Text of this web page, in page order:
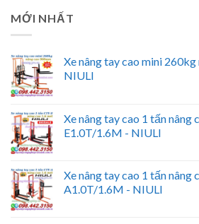
MỚI NHẤT
Xe nâng tay cao mini
NIULI
Xe nâng tay cao 1 tấn nâng
E1.0T/1.6M - NIULI
Xe nâng tay cao 1 tấn nâng
A1.0T/1.6M - NIULI